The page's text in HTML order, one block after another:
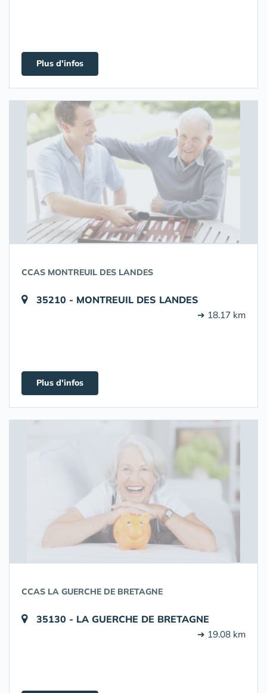
Plus d'infos
CCAS MONTREUIL DES LANDES
35210 - MONTREUIL DES LANDES
➔ 18.17 km
Plus d'infos
CCAS LA GUERCHE DE BRETAGNE
35130 - LA GUERCHE DE BRETAGNE
➔ 19.08 km